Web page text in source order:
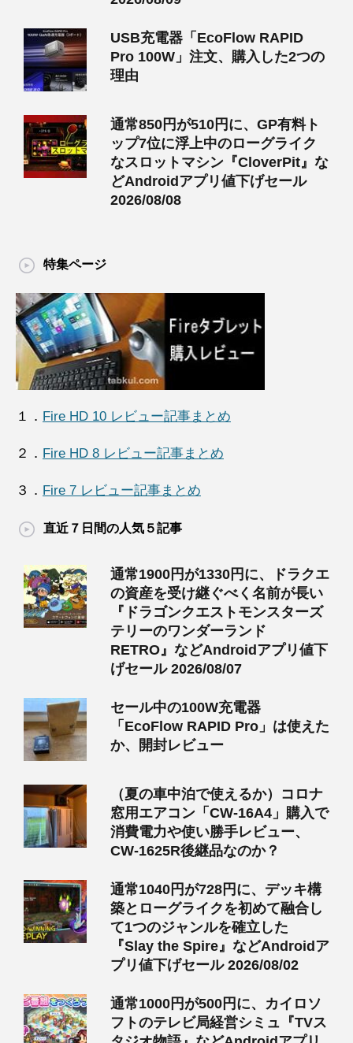
USB充電器「EcoFlow RAPID
Pro 100W」注文、購入した2つの
理由
通常850円が510円に、GP有料ト
ップ7位に浮上中のローグライク
なスロットマシン『CloverPit』な
どAndroidアプリ値下げセール
2026/08/08
特集ページ
１． Fire HD 10 レビュー記事まとめ
２． Fire HD 8 レビュー記事まとめ
３． Fire 7 レビュー記事まとめ
直近７日間の人気５記事
通常1900円が1330円に、ドラクエ
の資産を受け継ぐべく名前が長い
『ドラゴンクエストモンスターズ
テリーのワンダーランド
RETRO』などAndroidアプリ値下
げセール 2026/08/07
セール中の100W充電器
「EcoFlow RAPID Pro」は使えた
か、開封レビュー
（夏の車中泊で使えるか）コロナ
窓用エアコン「CW-16A4」購入で
消費電力や使い勝手レビュー、
CW-1625R後継品なのか？
通常1040円が728円に、デッキ構
築とローグライクを初めて融合し
て1つのジャンルを確立した
『Slay the Spire』などAndroidア
プリ値下げセール 2026/08/02
通常1000円が500円に、カイロソ
フトのテレビ局経営シミュ『TVス